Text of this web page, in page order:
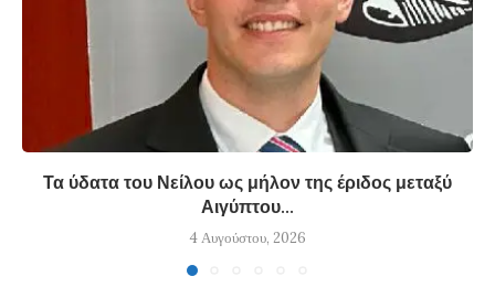
Τα ύδατα του Νείλου ως μήλον της έριδος μεταξύ
Αιγύπτου...
4 Αυγούστου, 2026